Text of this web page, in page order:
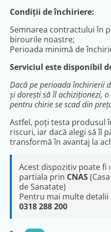
Condiții de închiriere:
Semnarea contractului în
birourile noastre;
Perioada minimă de
Serviciul este disponibil
Dacă pe perioada închirierii
și dorești să îl achiziționezi,
pentru chirie se scad din
Astfel, poți testa produsul
riscuri, iar dacă alegi să îl
transformă în avantaj la
Acest dispozitiv poate fi
partiala prin CNAS
de Sanatate)
Pentru mai multe
0318 288 200